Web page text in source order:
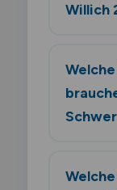
Willich